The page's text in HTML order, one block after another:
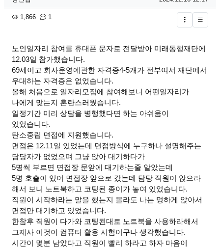
1,866조회 1
글버튼
노인일자리 참여를 휴대폰 문자로 전달받아 미래동행재단에
12.03일 참가했습니다.
69세이고 회사운영에관한 자격증4-5개가 전부여서 재단에서
우대하는 자격증은 없었습니다.
올해 처음으로 일자리모집에 참여해보니 어떤일자리가
나에게 맞는지 혼란스러웠습니다.
일정기간 미리 상담을 병행했다면 하는 아쉬움이
있었습니다.
탄소중립 면접에 지원했습니다.
면점은 12.11일 있었는데 면접방식에 누구하나 설명해주는
담당자가 없었으며 그냥 앉아 대기하다가
5명씩 부르면 면접장 문앞에 대기하는줄 알았는데
5명 호출이 있어 면접장 앞으로 갔는데 담당 직원이 앉으라
해서 보니 노트북하고 코팅된 종이가 놓여 있었습니다.
직원이 시작하라는 말을 했는지 몰라도 나는 멍하게 앉아서
면접만 대기하고 있었습니다.
한참후 직원이 다가와 코팅된대로 노트북을 사용하라해서
그제사 이것이 컴퓨터 활용 시험이구나 생각했습니다.
시간이 몇분 남았다고 직원이 빨리 하라고 하자 마음이